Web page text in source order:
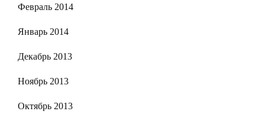
Февраль 2014
Январь 2014
Декабрь 2013
Ноябрь 2013
Октябрь 2013